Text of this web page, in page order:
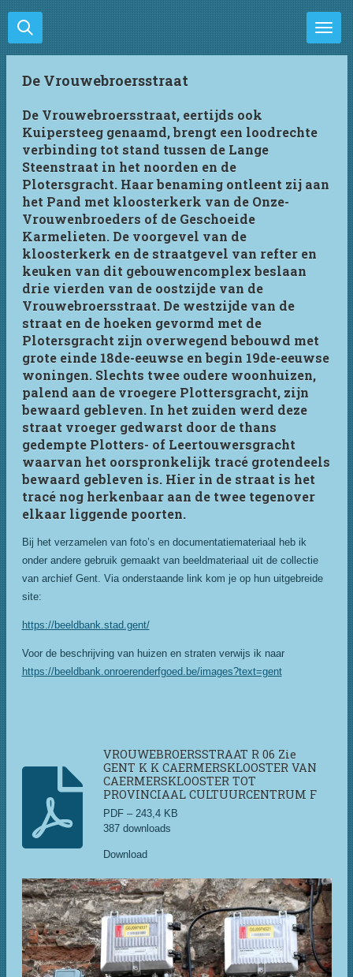
Ga
direct
naar
hoofdinhoud
De Vrouwebroersstraat
De Vrouwebroersstraat, eertijds ook
Kuipersteeg genaamd, brengt een loodrechte
verbinding tot stand tussen de Lange
Steenstraat in het noorden en de
Plotersgracht. Haar benaming ontleent zij aan
het Pand met kloosterkerk van de Onze-
Vrouwenbroeders of de Geschoeide
Karmelieten. De voorgevel van de
kloosterkerk en de straatgevel van refter en
keuken van dit gebouwencomplex beslaan
drie vierden van de oostzijde van de
Vrouwebroersstraat. De westzijde van de
straat en de hoeken gevormd met de
Plotersgracht zijn overwegend bebouwd met
grote einde 18de-eeuwse en begin 19de-eeuwse
woningen. Slechts twee oudere woonhuizen,
palend aan de vroegere Plottersgracht, zijn
bewaard gebleven. In het zuiden werd deze
straat vroeger gedwarst door de thans
gedempte Plotters- of Leertouwersgracht
waarvan het oorspronkelijk tracé grotendeels
bewaard gebleven is. Hier in de straat is het
tracé nog herkenbaar aan de twee tegenover
elkaar liggende poorten.
Bij het verzamelen van foto’s en documentatiemateriaal heb ik
onder andere gebruik gemaakt van beeldmateriaal uit de collectie
van archief Gent. Via onderstaande link kom je op hun uitgebreide
site:
https://beeldbank.stad.gent/
Voor de beschrijving van huizen en straten verwijs ik naar
https://beeldbank.onroerenderfgoed.be/images?text=gent
VROUWEBROERSSTRAAT R 06 Zie
GENT K K CAERMERSKLOOSTER VAN
CAERMERSKLOOSTER TOT
PROVINCIAAL CULTUURCENTRUM F
PDF – 243,4 KB
387 downloads
Download